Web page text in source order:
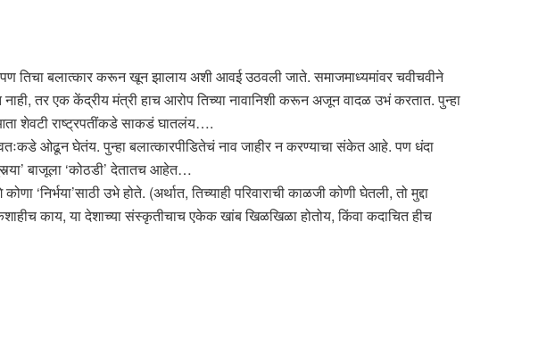
तिचा बलात्कार करून खून झालाय अशी आवई उठवली जाते. समाजमाध्यमांवर चवीचवीने
तर एक केंद्रीय मंत्री हाच आरोप तिच्या नावानिशी करून अजून वादळ उभं करतात. पुन्हा
शेवटी राष्ट्रपतींकडे साकडं घातलंय….
ओढून घेतंय. पुन्हा बलात्कारपीडितेचं नाव जाहीर न करण्याचा संकेत आहे. पण धंदा
बाजूला ‘कोठडी’ देतातच आहेत…
उभे होते. (अर्थात, तिच्याही परिवाराची काळजी कोणी घेतली, तो मुद्दा
काय, या देशाच्या संस्कृतीचाच एकेक खांब खिळखिळा होतोय, किंवा कदाचित हीच